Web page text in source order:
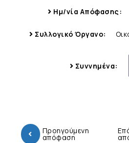
Ημ/νία Απόφασης:
Συλλογικό Όργανο:
Συννημένα:
Προηγούμενη
απόφαση